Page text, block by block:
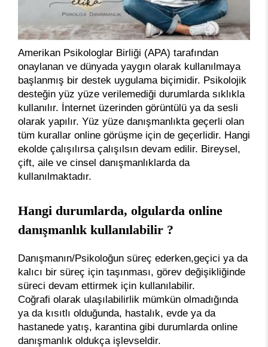
Amerikan Psikologlar Birliği (APA) tarafından
onaylanan ve dünyada yaygın olarak kullanılmaya
başlanmış bir destek uygulama biçimidir. Psikolojik
desteğin yüz yüze verilemediği durumlarda sıklıkla
kullanılır. İnternet üzerinden görüntülü ya da sesli
olarak yapılır. Yüz yüze danışmanlıkta geçerli olan
tüm kurallar online görüşme için de geçerlidir. Hangi
ekolde çalışılırsa çalışılsın devam edilir. Bireysel,
çift, aile ve cinsel danışmanlıklarda da
kullanılmaktadır.
Hangi durumlarda, olgularda online
danışmanlık kullanılabilir ?
Danışmanın/Psikoloğun süreç ederken,geçici ya da
kalıcı bir süreç için taşınması, görev değişikliğinde
süreci devam ettirmek için kullanılabilir.
Coğrafi olarak ulaşılabilirlik mümkün olmadığında
ya da kısıtlı olduğunda, hastalık, evde ya da
hastanede yatış, karantina gibi durumlarda online
danışmanlık oldukça işlevseldir.